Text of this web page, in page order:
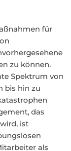
für
zu können.
Spektrum von
bis hin zu
das
ist
als